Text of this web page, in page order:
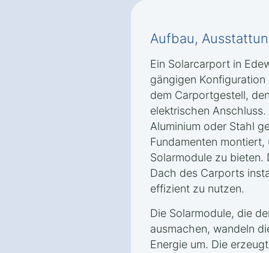
Aufbau,
Ein Solarcarport in
gängigen
dem Carportgestell,
elektrischen
Aluminium oder Stahl
Fundamenten
Solarmodule zu bieten.
Dach des Carports
effizient zu nutzen.
Die Solarmodule, die
ausmachen, wandeln
Energie um. Die